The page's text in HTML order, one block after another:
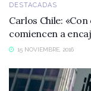
DESTACADAS
Carlos Chile:
comiencen a
15 NOVIEMBRE, 2016